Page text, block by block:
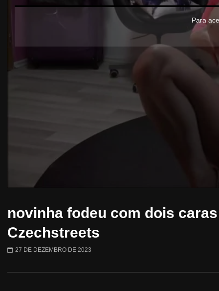
Para
novinha fodeu com dois
Czechstreets
27 DE DEZEMBRO DE 2023